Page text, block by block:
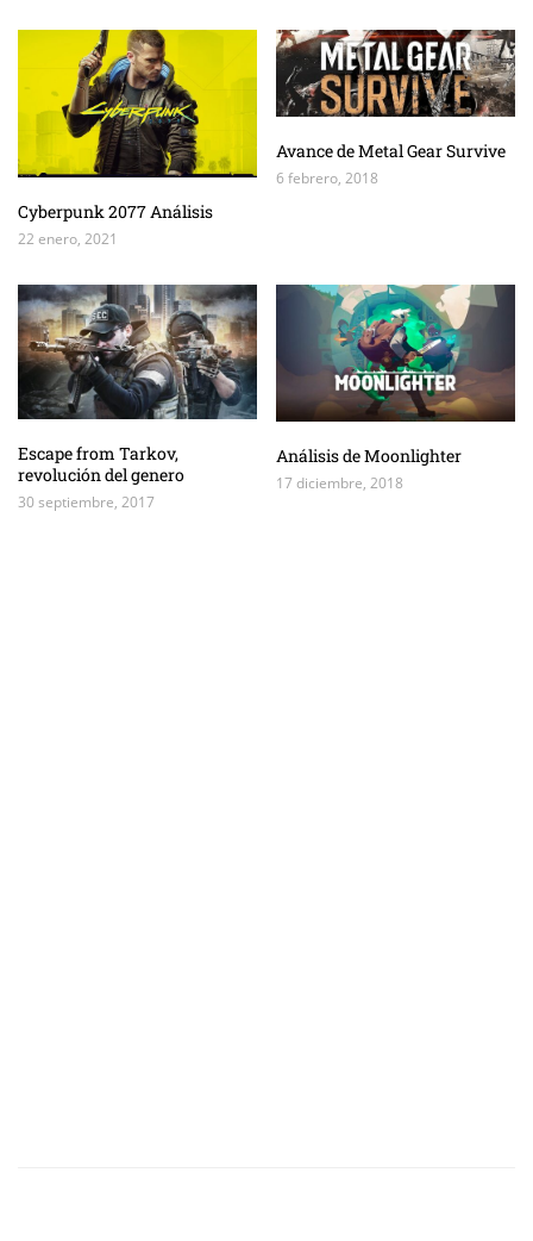
Cyberpunk 2077 Análisis
22 enero, 2021
Avance de Metal Gear Survive
6 febrero, 2018
Escape from Tarkov,
revolución del genero
30 septiembre, 2017
Análisis de Moonlighter
17 diciembre, 2018